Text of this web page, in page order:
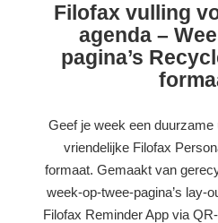
Filofax vulling
agenda –
pagina’s
Geef je week een
vriendelijke Filofax
formaat. Gemaakt van
week-op-twee-pagina’s lay-
Filofax Reminder App via